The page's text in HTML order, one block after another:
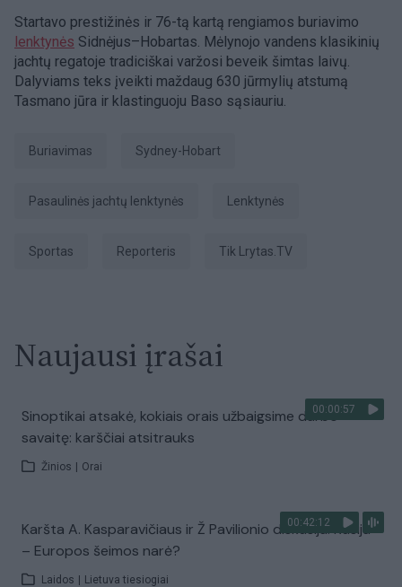
Startavo prestižinės ir 76-tą kartą rengiamos buriavimo
lenktynės Sidnėjus–Hobartas. Mėlynojo vandens klasikinių
jachtų regatoje tradiciškai varžosi beveik šimtas laivų.
Dalyviams teks įveikti maždaug 630 jūrmylių atstumą
Tasmano jūra ir klastinguoju Baso sąsiauriu.
buriavimas Sydney-Hobart
Pasaulinės jachtų lenktynės Lenktynės
sportas Reporteris tik Lrytas.TV
Naujausi įrašai
00:00:57
Sinoptikai atsakė, kokiais orais užbaigsime darbo
savaitę: karščiai atsitrauks
Žinios Orai
00:42:12
Karšta A. Kasparavičiaus ir Ž Pavilionio diskusija: Rusija
– Europos šeimos narė?
Laidos Lietuva tiesiogiai